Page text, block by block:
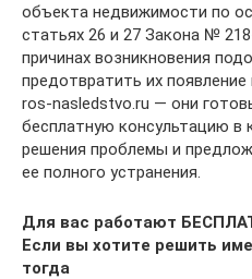
объекта недвижимости по
статьях 26 и 27 Закона №
причинах возникновения
предотвратить их
ros-nasledstvo.ru — они
бесплатную консультацию в
решения проблемы и
ее полного устранения.
Для вас работают
Если вы хотите решить
тогда